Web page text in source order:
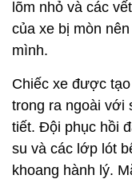
lõm nhỏ và các
của xe bị mòn
mình.
Chiếc xe được
trong ra ngoài với
tiết. Đội phục hồi
su và các lớp lót
khoang hành lý.